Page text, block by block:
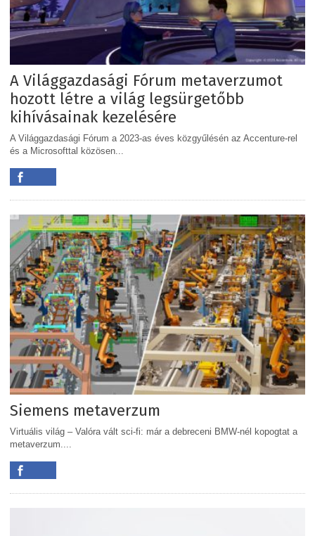
A Világgazdasági Fórum metaverzumot
hozott létre a világ legsürgetőbb
kihívásainak kezelésére
A Világgazdasági Fórum a 2023-as éves közgyűlésén az Accenture-rel
és a Microsofttal közösen...
Siemens metaverzum
Virtuális világ – Valóra vált sci-fi: már a debreceni BMW-nél kopogtat a
metaverzum....